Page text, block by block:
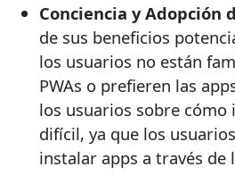
Conciencia y Adopción
de sus beneficios
los usuarios no están
PWAs o prefieren las
los usuarios sobre cómo
difícil, ya que los
instalar apps a través de